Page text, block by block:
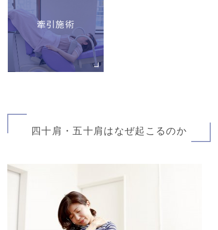
牽引施術
四十肩・五十肩はなぜ起こるのか